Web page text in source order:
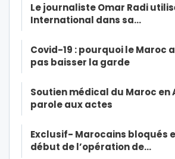
Le journaliste Omar Radi
International dans sa…
Covid-19 : pourquoi le Maroc
pas baisser la garde
Soutien médical du Maroc en
parole aux actes
Exclusif- Marocains bloqués
début de l’opération de…